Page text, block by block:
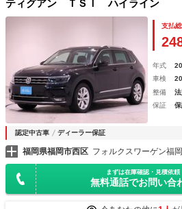
ティグアン ＴＳＩ ハイライン
支払
年式
車検
整備
保証
認定中古車 ディーラー保証
福岡県福岡市西区 フォルクスワーゲン福
まずは在庫確認・見積依頼
無料通話でお問い合